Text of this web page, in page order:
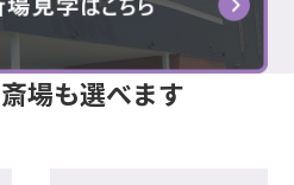
斎場も選べます